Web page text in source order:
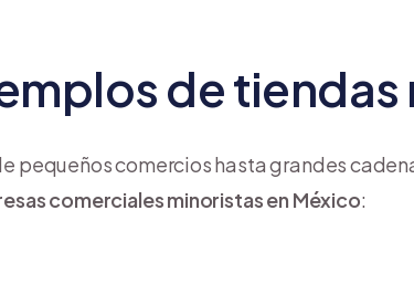
de
pequeños comercios hasta grandes
comerciales minoristas en México: